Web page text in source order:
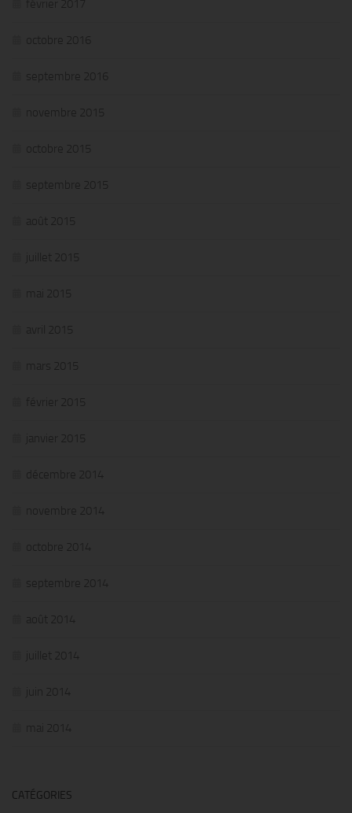
février 2017
octobre 2016
septembre 2016
novembre 2015
octobre 2015
septembre 2015
août 2015
juillet 2015
mai 2015
avril 2015
mars 2015
février 2015
janvier 2015
décembre 2014
novembre 2014
octobre 2014
septembre 2014
août 2014
juillet 2014
juin 2014
mai 2014
CATÉGORIES